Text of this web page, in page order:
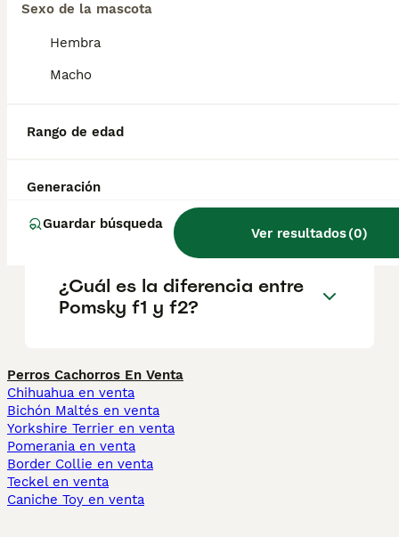
Sexo de la mascota
Hembra
Macho
Rango de edad
Generación
Guardar búsqueda
Ver resultados(0)
¿Qué tamaño tiene un
¿Es difícil entrenar a un
¿Qué cruce es un Pomsky?
¿Cuál es la diferencia entre
Pomsky f1 y f2?
Perros Cachorros En Venta
Chihuahua en venta
Bichón Maltés en venta
Yorkshire Terrier en venta
Pomerania en venta
Border Collie en venta
Teckel en venta
Caniche Toy en venta